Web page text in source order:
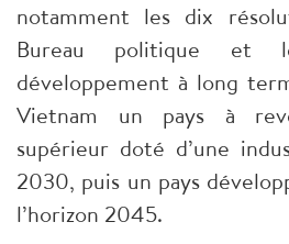
notamment les dix
Bureau politique et
développement à long
Vietnam un pays à
supérieur doté d’une
2030, puis un pays
l’horizon 2045.